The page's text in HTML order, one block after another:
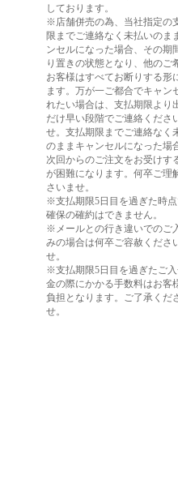
しております。
※店舗併売の為、当社指定の
限までご連絡なく未払いのま
ンセルになった場合、その期
り置きの状態となり、他のご
お客様はすべてお断りする形
ます。万が一ご都合でキャン
れたい場合は、支払期限より
だけ早い段階でご連絡くださ
せ。支払期限までご連絡なく
のままキャンセルになった場
次回からのご注文をお受けす
が困難になります。何卒ご理
さいませ。
※支払期限5日目を過ぎた時
確保の確約はできません。
※メールとの行き違いでのご
みの場合は何卒ご容赦くださ
せ。
※支払期限5日目を過ぎたご
金の際にかかる手数料はお客
負担となります。ご了承くだ
せ。